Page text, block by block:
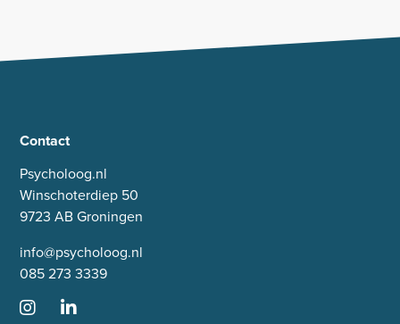
Contact
Psycholoog.nl
Winschoterdiep 50
9723 AB Groningen
info@psycholoog.nl
085 273 3339